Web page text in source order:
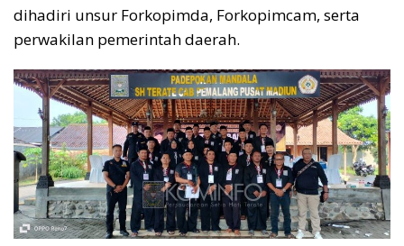
dihadiri unsur Forkopimda, Forkopimcam, serta
perwakilan pemerintah daerah.